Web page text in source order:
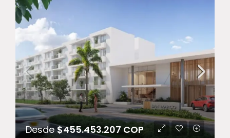
Desde$455.453.207 COP